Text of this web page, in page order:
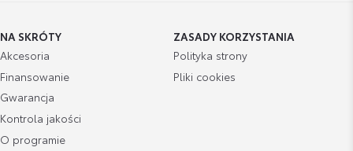
NA SKRÓTY
Akcesoria
Finansowanie
Gwarancja
Kontrola jakości
O programie
ZASADY KORZYSTANIA
Polityka strony
Pliki cookies